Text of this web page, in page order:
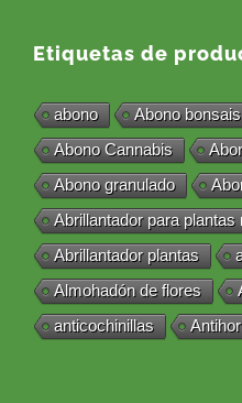
Etiquetas de
abono Abono bonsais
Abono Cannabis
Abono granulado
Abrillantador para plantas
Abrillantador plantas
Almohadón de flores
anticochinillas